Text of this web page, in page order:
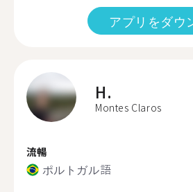
アプリをダウ
H.
Montes Claros
流暢
ポルトガル語